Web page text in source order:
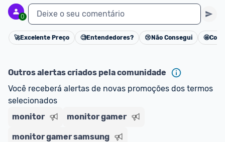
0 Deixe o seu comentário
Cancelar
🚀Excelente Preço 🧐Entendedores? 😢 Não Consegui 🤩
Outros alertas criados pela comunidade
Você receberá alertas de novas promoções dos termos
selecionados
monitor
monitor gamer
monitor gamer samsung